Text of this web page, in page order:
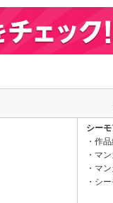
シー
作
マ
マ
シ